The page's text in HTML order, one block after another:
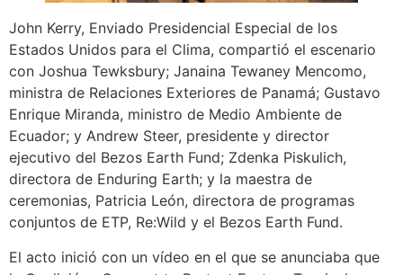
John Kerry, Enviado Presidencial Especial de los
Estados Unidos para el Clima, compartió el escenario
con Joshua Tewksbury; Janaina Tewaney Mencomo,
ministra de Relaciones Exteriores de Panamá; Gustavo
Enrique Miranda, ministro de Medio Ambiente de
Ecuador; y Andrew Steer, presidente y director
ejecutivo del Bezos Earth Fund; Zdenka Piskulich,
directora de Enduring Earth; y la maestra de
ceremonias, Patricia León, directora de programas
conjuntos de ETP, Re:Wild y el Bezos Earth Fund.
El acto inició con un vídeo en el que se anunciaba que